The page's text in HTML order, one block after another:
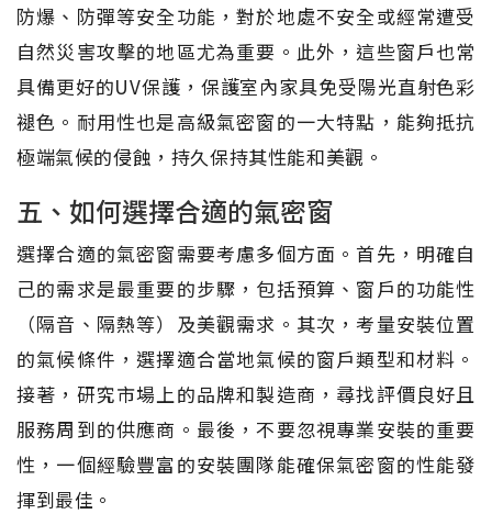
防爆、防彈等安全功能，對於地處不安全或經常遭受
自然災害攻擊的地區尤為重要。此外，這些窗戶也常
具備更好的UV保護，保護室內家具免受陽光直射色彩
褪色。耐用性也是高級氣密窗的一大特點，能夠抵抗
極端氣候的侵蝕，持久保持其性能和美觀。
五、如何選擇合適的氣密窗
選擇合適的氣密窗需要考慮多個方面。首先，明確自
己的需求是最重要的步驟，包括預算、窗戶的功能性
（隔音、隔熱等）及美觀需求。其次，考量安裝位置
的氣候條件，選擇適合當地氣候的窗戶類型和材料。
接著，研究市場上的品牌和製造商，尋找評價良好且
服務周到的供應商。最後，不要忽視專業安裝的重要
性，一個經驗豐富的安裝團隊能確保氣密窗的性能發
揮到最佳。